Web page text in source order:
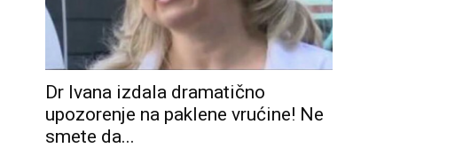
Dr Ivana izdala dramatično
upozorenje na paklene vrućine! Ne
smete da...